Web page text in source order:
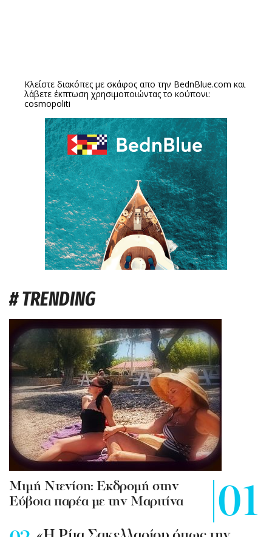
Κλείστε διακόπες με σκάφος απο την BednBlue.com και
λάβετε έκπτωση χρησιμοποιώντας το κούπονι:
cosmopoliti
# TRENDING
Mιμή Ντενίση: Εκδρομή στην
Εύβοια παρέα με την Μαριτίνα